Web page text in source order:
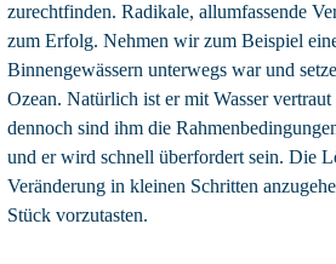
zurechtfinden. Radikale, allumfassende
zum Erfolg. Nehmen wir zum Beispiel
Binnengewässern unterwegs war und
Ozean. Natürlich ist er mit Wasser
dennoch sind ihm die
und er wird schnell überfordert sein. Die
Veränderung in kleinen Schritten
Stück vorzutasten.